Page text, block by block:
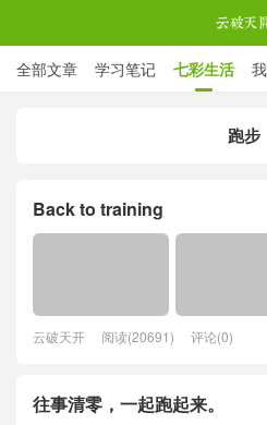
全部文章 学习笔记 七彩生活
跑步
Back to training
云破天开 阅读(20691) 评论(0)
往事清零，一起跑起来。